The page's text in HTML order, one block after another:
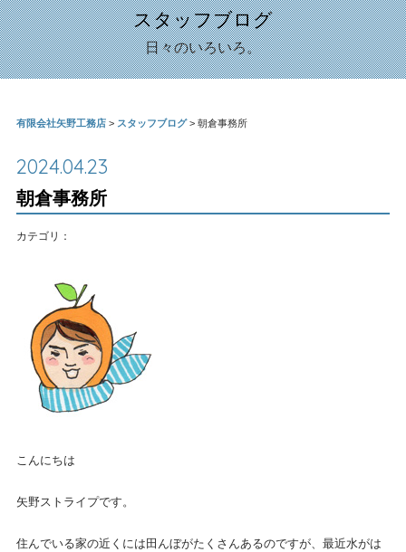
スタッフブログ
日々のいろいろ。
有限会社矢野工務店> スタッフブログ> 朝倉事務所
2024.04.23
朝倉事務所
カテゴリ：
こんにちは
矢野ストライプです。
住んでいる家の近くには田んぼがたくさんあるのですが、最近水がは